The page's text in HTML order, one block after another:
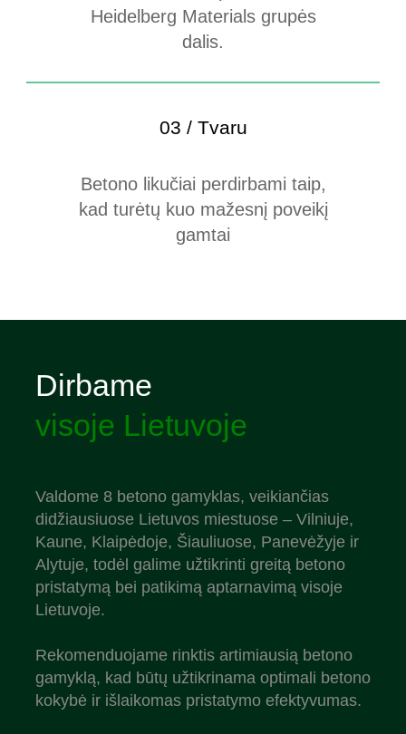
Heidelberg Materials grupės
dalis.
03 / Tvaru
Betono likučiai perdirbami taip,
kad turėtų kuo mažesnį poveikį
gamtai
Dirbame
visoje Lietuvoje
Valdome 8 betono gamyklas, veikiančias
didžiausiuose Lietuvos miestuose – Vilniuje,
Kaune, Klaipėdoje, Šiauliuose, Panevėžyje ir
Alytuje, todėl galime užtikrinti greitą betono
pristatymą bei patikimą aptarnavimą visoje
Lietuvoje.
Rekomenduojame rinktis artimiausią betono
gamyklą, kad būtų užtikrinama optimali betono
kokybė ir išlaikomas pristatymo efektyvumas.